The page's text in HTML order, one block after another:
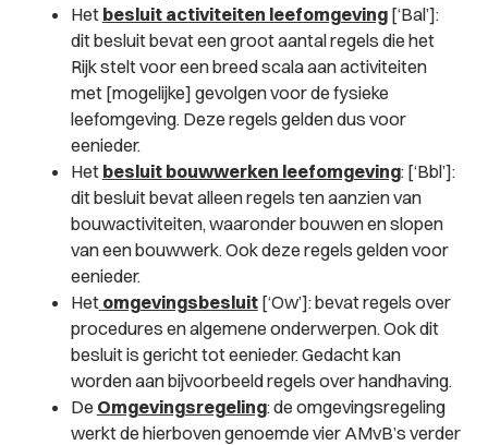
Het besluit activiteiten leefomgeving[‘Bal’]:
dit besluit bevat een groot aantal regels die het
Rijk stelt voor een breed scala aan activiteiten
met [mogelijke] gevolgen voor de fysieke
leefomgeving. Deze regels gelden dus voor
eenieder.
Het besluit bouwwerken leefomgeving: [‘Bbl’]:
dit besluit bevat alleen regels ten aanzien van
bouwactiviteiten, waaronder bouwen en slopen
van een bouwwerk. Ook deze regels gelden voor
eenieder.
Het omgevingsbesluit[‘Ow’]: bevat regels over
procedures en algemene onderwerpen. Ook dit
besluit is gericht tot eenieder. Gedacht kan
worden aan bijvoorbeeld regels over handhaving.
De Omgevingsregeling: de omgevingsregeling
werkt de hierboven genoemde vier AMvB’s verder